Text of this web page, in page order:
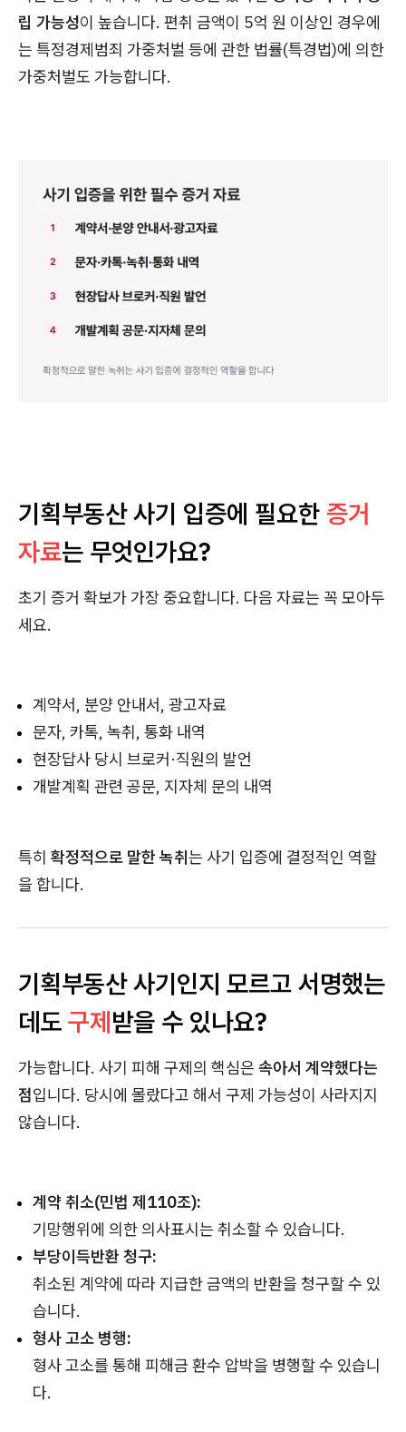
립 가능성이 높습니다. 편취 금액이 5억 원 이상인 경우에
는 특정경제범죄 가중처벌 등에 관한 법률(특경법)에 의한
가중처벌도 가능합니다.
기획부동산 사기 입증에 필요한 증거
자료는 무엇인가요?
초기 증거 확보가 가장 중요합니다. 다음 자료는 꼭 모아두
세요.
계약서, 분양 안내서, 광고자료
문자, 카톡, 녹취, 통화 내역
현장답사 당시 브로커·직원의 발언
개발계획 관련 공문, 지자체 문의 내역
특히 확정적으로 말한 녹취는 사기 입증에 결정적인 역할
을 합니다.
기획부동산 사기인지 모르고 서명했는
데도구제받을 수 있나요?
가능합니다. 사기 피해 구제의 핵심은 속아서 계약했다는
점입니다. 당시에 몰랐다고 해서 구제 가능성이 사라지지
않습니다.
계약 취소(민법 제110조):
기망행위에 의한 의사표시는 취소할 수 있습니다.
부당이득반환 청구:
취소된 계약에 따라 지급한 금액의 반환을 청구할 수 있
습니다.
형사 고소 병행:
형사 고소를 통해 피해금 환수 압박을 병행할 수 있습니
다.